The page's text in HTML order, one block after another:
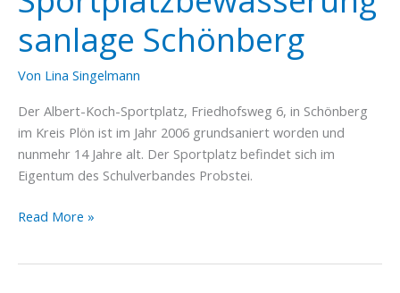
sanlage Schönberg
Von Lina Singelmann
Der Albert-Koch-Sportplatz, Friedhofsweg 6, in Schönberg
im Kreis Plön ist im Jahr 2006 grundsaniert worden und
nunmehr 14 Jahre alt. Der Sportplatz befindet sich im
Eigentum des Schulverbandes Probstei.
Sportplatzbewässerungsanlage
Read More »